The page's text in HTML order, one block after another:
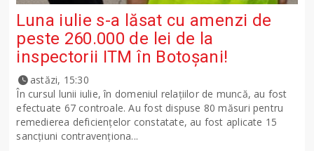
Luna iulie s-a lăsat cu amenzi de
peste 260.000 de lei de la
inspectorii ITM în Botoșani!
astăzi, 15:30
În cursul lunii iulie, în domeniul relațiilor de muncă, au fost
efectuate 67 controale. Au fost dispuse 80 măsuri pentru
remedierea deficiențelor constatate, au fost aplicate 15
sancţiuni contravenționa...